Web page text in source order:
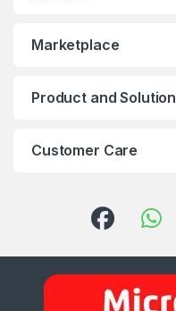
Marketplace
Product and Solution
Customer Care